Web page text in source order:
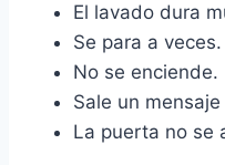
El lavado dura
Se para a veces.
No se enciende.
Sale un
La puerta no se